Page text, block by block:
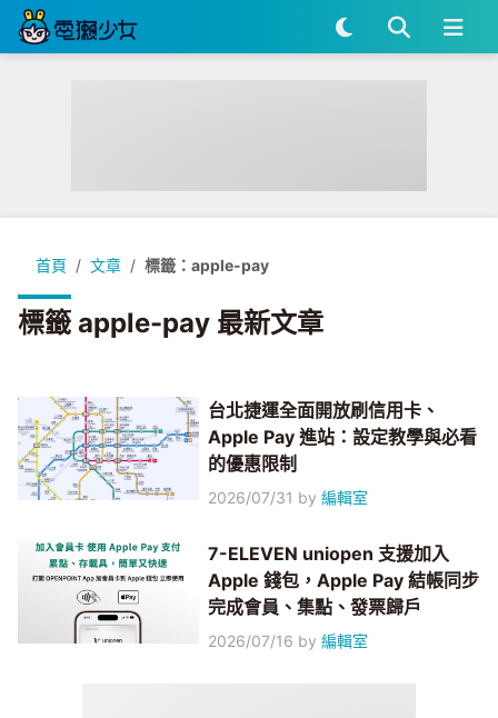
首頁 文章 標籤：apple-pay
標籤 apple-pay 最新文章
台北捷運全面開放刷信用卡、
Apple Pay 進站：設定教學與必看
的優惠限制
2026/07/31 by編輯室
7-ELEVEN uniopen 支援加入
Apple 錢包，Apple Pay 結帳同步
完成會員、集點、發票歸戶
2026/07/16 by編輯室